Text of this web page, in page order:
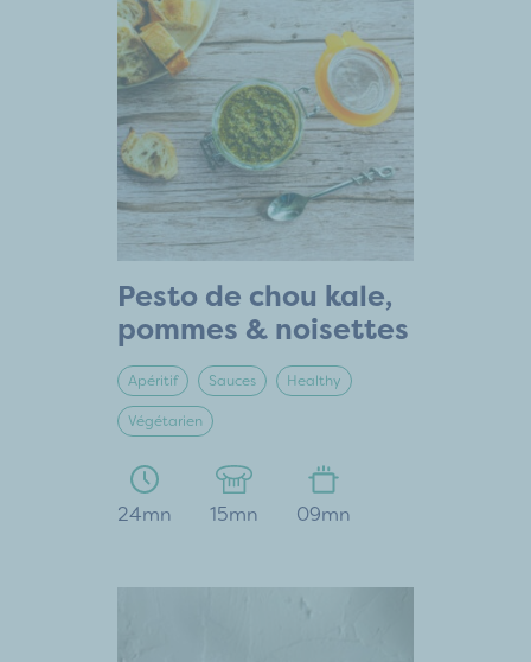
Pesto de chou kale,
pommes & noisettes
Apéritif Sauces Healthy
Végétarien
24mn 15mn 09mn